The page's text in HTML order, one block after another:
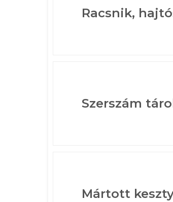
Racsnik,
Szerszám
Mártott